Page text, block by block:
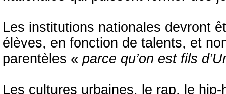
Les institutions nationales devront
élèves, en fonction de talents, et
parentèles « parce qu’on est fils
Les cultures urbaines, le rap, le